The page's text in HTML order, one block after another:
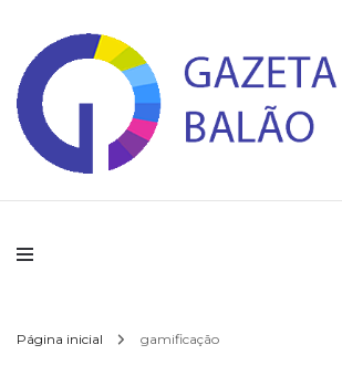
Gazeta do
Página inicial gamificação